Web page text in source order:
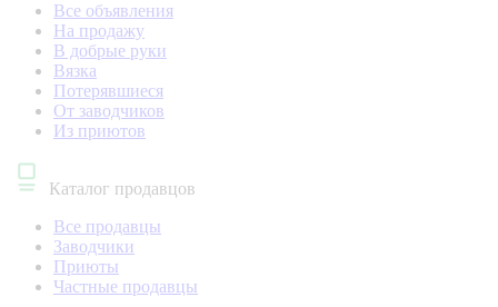
Все объявления
На продажу
В добрые руки
Вязка
Потерявшиеся
От заводчиков
Из приютов
Каталог продавцов
Все продавцы
Заводчики
Приюты
Частные продавцы